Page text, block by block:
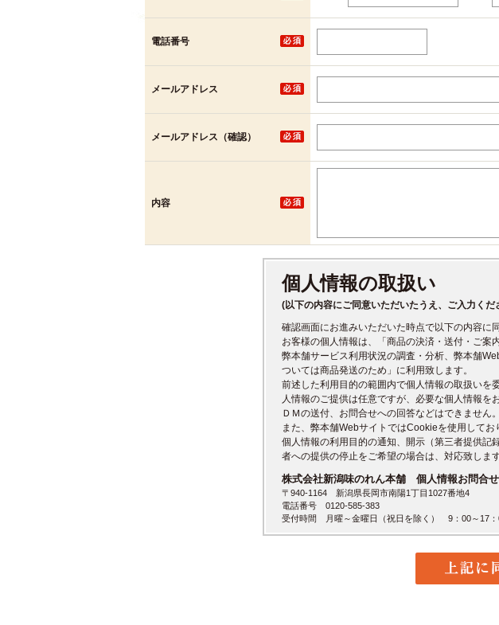
電話番号
メールアドレス
メールアドレス（確認）
内容
個人情報の取扱い
(以下の内容にご同意いただいたうえ、ご入力くだ
確認画面にお進みいただいた時点で以下の内容に
お客様の個人情報は、「商品の決済・送付・ご案
弊本舗サービス利用状況の調査・分析、弊本舗
ついては商品発送のため」に利用致します。
前述した利用目的の範囲内で個人情報の取扱いを
人情報のご提供は任意ですが、必要な個人情報を
ＤＭの送付、お問合せへの回答などはできません。
また、弊本舗WebサイトではCookieを使用してお
個人情報の利用目的の通知、開示（第三者提供記
者への提供の停止をご希望の場合は、対応致しま
株式会社新潟味のれん本舗 個人情報お問合
〒940-1164 新潟県長岡市南陽1丁目1027番地4
電話番号 0120-585-383
受付時間 月曜～金曜日（祝日を除く） 9：00～17：